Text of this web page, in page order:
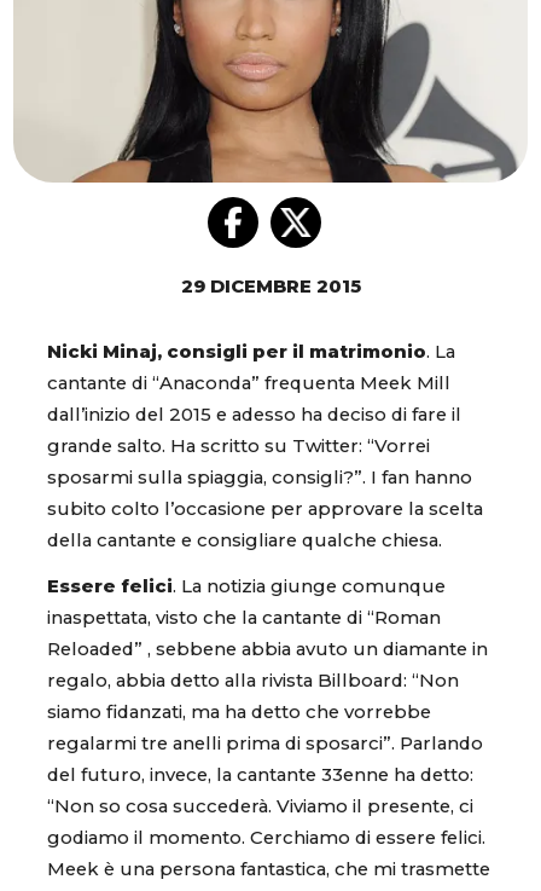
29 DICEMBRE 2015
Nicki Minaj, consigli per il matrimonio. La
cantante di “Anaconda” frequenta Meek Mill
dall’inizio del 2015 e adesso ha deciso di fare il
grande salto. Ha scritto su Twitter: “Vorrei
sposarmi sulla spiaggia, consigli?”. I fan hanno
subito colto l’occasione per approvare la scelta
della cantante e consigliare qualche chiesa.
Essere felici. La notizia giunge comunque
inaspettata, visto che la cantante di “Roman
Reloaded” , sebbene abbia avuto un diamante in
regalo, abbia detto alla rivista Billboard: “Non
siamo fidanzati, ma ha detto che vorrebbe
regalarmi tre anelli prima di sposarci”. Parlando
del futuro, invece, la cantante 33enne ha detto:
“Non so cosa succederà. Viviamo il presente, ci
godiamo il momento. Cerchiamo di essere felici.
Meek è una persona fantastica, che mi trasmette